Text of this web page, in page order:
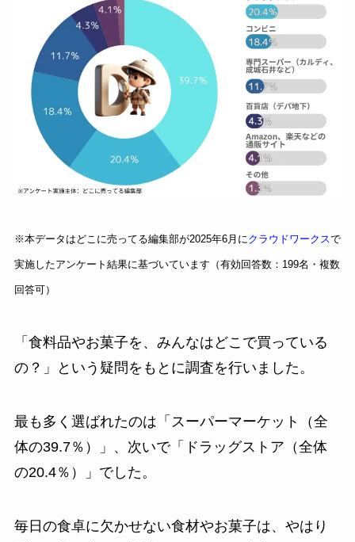
※本データはどこに売ってる編集部が2025年6月にクラウドワークスで
実施したアンケート結果に基づいています（有効回答数：199名・複数
回答可）
「食料品やお菓子を、みんなはどこで買っている
の？」という疑問をもとに調査を行いました。
最も多く選ばれたのは「スーパーマーケット（全
体の39.7％）」、次いで「ドラッグストア（全体
の20.4％）」でした。
毎日の食卓に欠かせない食材やお菓子は、やはり